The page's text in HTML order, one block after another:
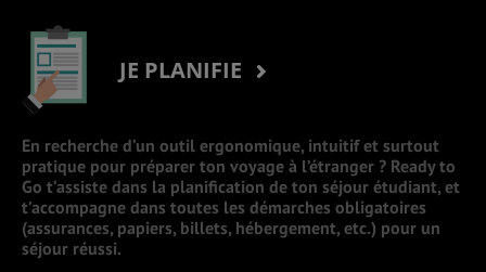
JE PLANIFIE
En recherche d’un outil ergonomique, intuitif et surtout
pratique pour préparer ton voyage à l’étranger ? Ready to
Go t’assiste dans la planification de ton séjour étudiant, et
t’accompagne dans toutes les démarches obligatoires
(assurances, papiers, billets, hébergement, etc.) pour un
séjour réussi.